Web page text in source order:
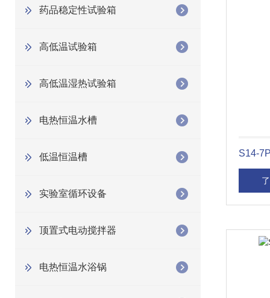
药品稳定性试验箱
高低温试验箱
高低温湿热试验箱
电热恒温水槽
低温恒温槽
实验室循环设备
顶置式电动搅拌器
电热恒温水浴锅
S14-